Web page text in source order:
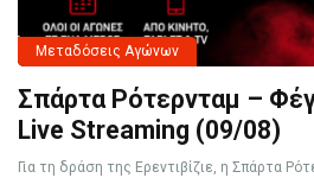
Μεταδόσεις Αγώνων
Σπάρτα Ρότερνταμ –
Live Streaming (09/08)
Για τη δράση της Ερεντιβίζιε, η Σπάρτα